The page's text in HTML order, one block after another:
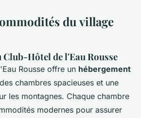
du village
Club-Hôtel de l'Eau Rousse
Rousse offre un hébergement
chambres spacieuses et une
les montagnes. Chaque chambre
modernes pour assurer